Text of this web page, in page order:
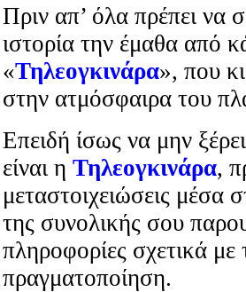
Πριν απ’ όλα πρέπει να
ιστορία την έμαθα από
«Τηλεογκινάρα», που
στην ατμόσφαιρα του
Επειδή ίσως να μην
είναι η Τηλεογκινάρα,
μεταστοιχειώσεις μέσα
της συνολικής σου
πληροφορίες σχετικά
πραγματοποίηση.